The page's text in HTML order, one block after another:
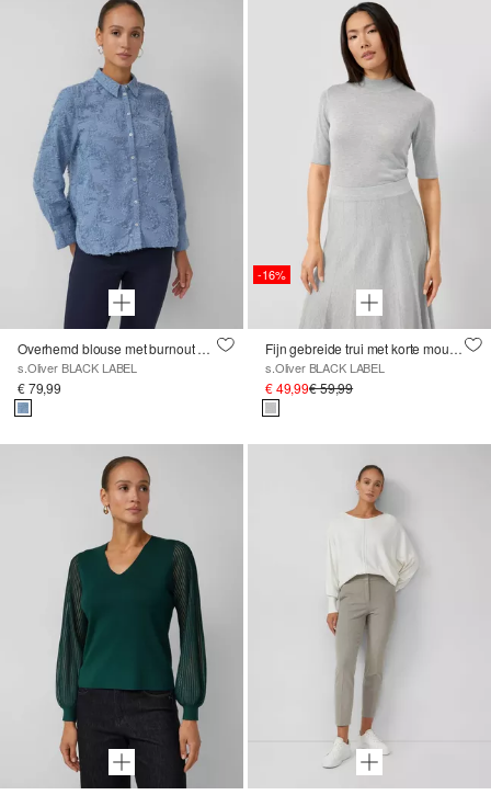
Overhemd blouse met burnout patroon
s.Oliver BLACK LABEL
€ 79,99
-16%
Fijn gebreide trui met korte mouwen en glittergaren van licht doorschijnende stof
s.Oliver BLACK LABEL
€ 49,99€ 59,99